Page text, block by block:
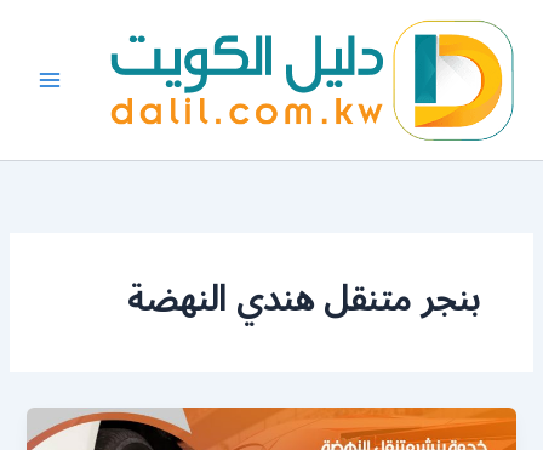
المحتوى
بنجر متنقل هندي النهضة